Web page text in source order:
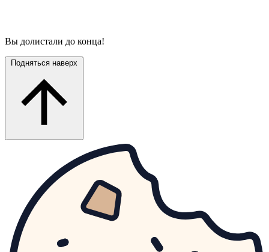
Вы долистали до конца!